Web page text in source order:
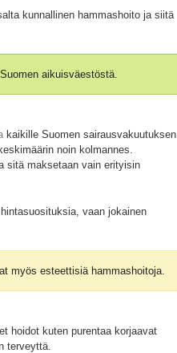
kunnallinen hammashoito ja siitä
aikuisväestöstä.
kaikille Suomen sairausvakuutuksen
noin kolmannes.
sitä maksetaan vain erityisin
vaan jokainen
myös esteettisiä hammashoitoja.
hoidot kuten purentaa korjaavat
terveyttä.